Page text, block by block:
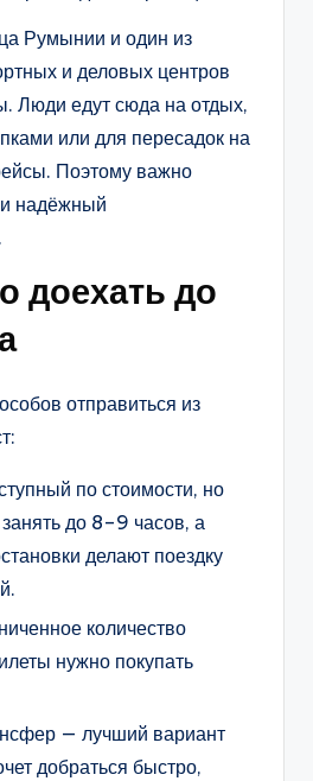
Румынии и один из
и деловых центров
Люди едут сюда на отдых,
или для пересадок на
Поэтому важно
надёжный
доехать до
отправиться из
по стоимости, но
до 8–9 часов, а
делают поездку
количество
нужно покупать
— лучший вариант
добраться быстро,